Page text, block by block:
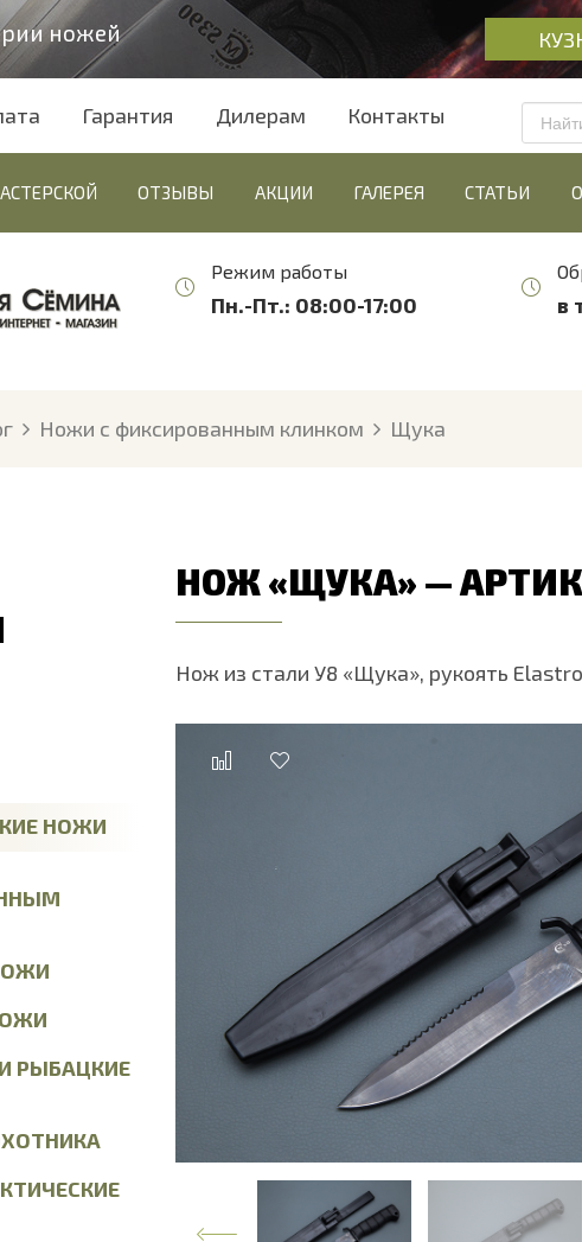
ножей
Гарантия Дилерам Контакты
ОТЗЫВЫ АКЦИИ ГАЛЕРЕЯ СТАТЬИ
Режим работы
Пн.-Пт.: 08:00-17:00 в
Ножи с фиксированным клинком Щука
НОЖ «ЩУКА» —
Нож из стали У8 «Щука», рукоять
НОЖИ
РЫБАЦКИЕ